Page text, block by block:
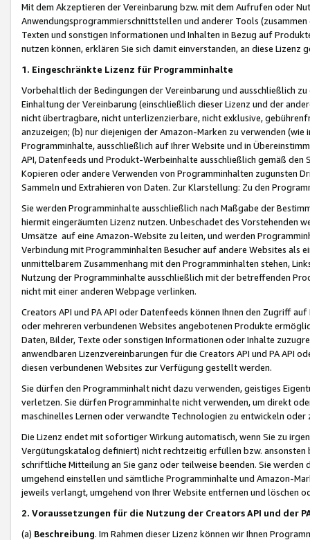
Mit dem Akzeptieren der Vereinbarung bzw. mit dem Aufrufen oder
Anwendungsprogrammierschnittstellen und anderer Tools (zusammen
Texten und sonstigen Informationen und Inhalten in Bezug auf
nutzen können, erklären Sie sich damit einverstanden, an diese Lizenz
1. Eingeschränkte Lizenz für Programminhalte
Vorbehaltlich der Bedingungen der Vereinbarung und ausschließlich
Einhaltung der Vereinbarung (einschließlich dieser Lizenz und der
nicht übertragbare, nicht unterlizenzierbare, nicht exklusive,
anzuzeigen; (b) nur diejenigen der Amazon-Marken zu verwenden
Programminhalte, ausschließlich auf Ihrer Website und in
API, Datenfeeds und Produkt-Werbeinhalte ausschließlich gemäß
Kopieren oder andere Verwenden von Programminhalten zugunsten
Sammeln und Extrahieren von Daten. Zur Klarstellung: Zu den
Sie werden Programminhalte ausschließlich nach Maßgabe der
hiermit eingeräumten Lizenz nutzen. Unbeschadet des Vorstehenden
Umsätze auf eine Amazon-Website zu leiten, und werden
Verbindung mit Programminhalten Besucher auf andere Websites als
unmittelbarem Zusammenhang mit den Programminhalten stehen,
Nutzung der Programminhalte ausschließlich mit der betreffenden
nicht mit einer anderen Webpage verlinken.
Creators API und PA API oder Datenfeeds können Ihnen den Zugriff
oder mehreren verbundenen Websites angebotenen Produkte
Daten, Bilder, Texte oder sonstigen Informationen oder Inhalte
anwendbaren Lizenzvereinbarungen für die Creators API und PA API
diesen verbundenen Websites zur Verfügung gestellt werden.
Sie dürfen den Programminhalt nicht dazu verwenden, geistiges
verletzen. Sie dürfen Programminhalte nicht verwenden, um direkt
maschinelles Lernen oder verwandte Technologien zu entwickeln
Die Lizenz endet mit sofortiger Wirkung automatisch, wenn Sie zu
Vergütungskatalog definiert) nicht rechtzeitig erfüllen bzw. ansonsten
schriftliche Mitteilung an Sie ganz oder teilweise beenden. Sie werden
umgehend einstellen und sämtliche Programminhalte und Amazon-
jeweils verlangt, umgehend von Ihrer Website entfernen und löschen
2. Voraussetzungen für die Nutzung der Creators API und der
(a) Beschreibung. Im Rahmen dieser Lizenz können wir Ihnen